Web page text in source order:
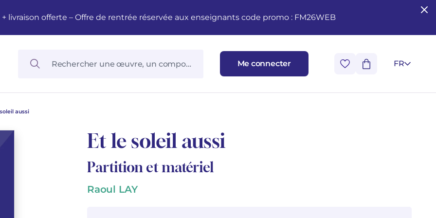
livraison offerte – Offre de rentrée réservée aux enseignants code promo : FM26WEB
Me connecter FR
aussi
Et le soleil aussi
Partition et matériel
Raoul LAY